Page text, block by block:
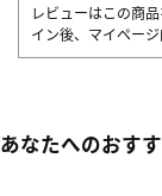
レビューはこの商
イン後、マイページ
あなたへのおす